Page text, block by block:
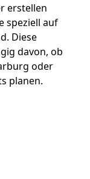
erstellen
speziell auf
Diese
davon, ob
oder
planen.